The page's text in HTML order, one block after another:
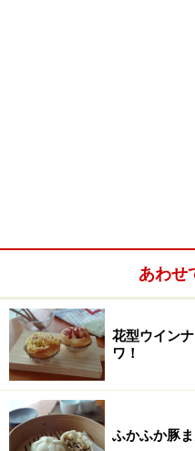
卵
水
あわせ
花型ウイン
ワ！
ふかふか豚